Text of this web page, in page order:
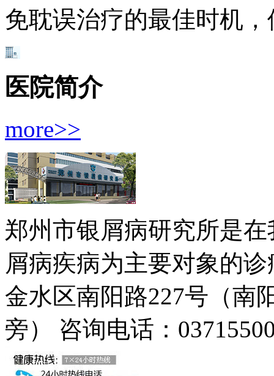
免耽误治疗的最佳时机
医院简介
more>>
郑州市银屑病研究所是
屑病疾病为主要对象的诊
金水区南阳路227号（南
旁）
咨询电话：